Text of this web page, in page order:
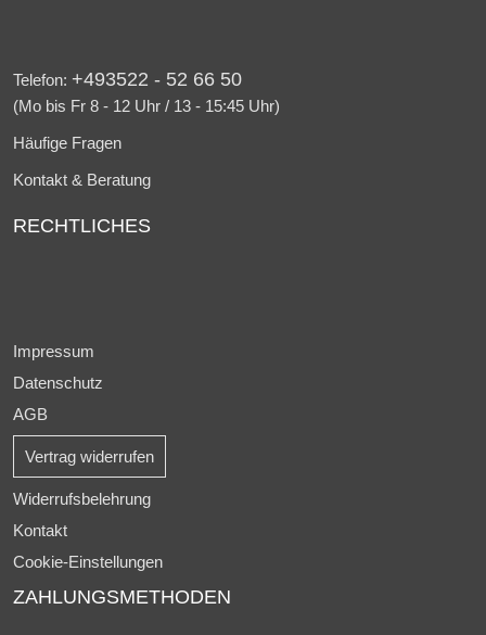
Telefon: +493522 - 52 66 50
(Mo bis Fr 8 - 12 Uhr / 13 - 15:45 Uhr)
Häufige Fragen
Kontakt & Beratung
RECHTLICHES
Impressum
Datenschutz
AGB
Vertrag widerrufen
Widerrufsbelehrung
Kontakt
Cookie-Einstellungen
ZAHLUNGSMETHODEN